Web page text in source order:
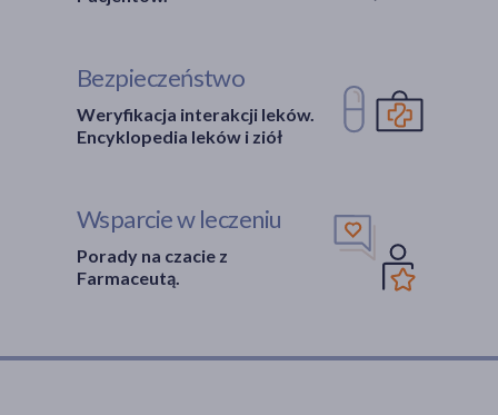
Bezpieczeństwo
Weryfikacja interakcji leków.
Encyklopedia leków i ziół
Wsparcie w leczeniu
Porady na czacie z
Farmaceutą.